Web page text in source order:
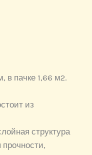
в пачке 1,66 м2.
из
структура